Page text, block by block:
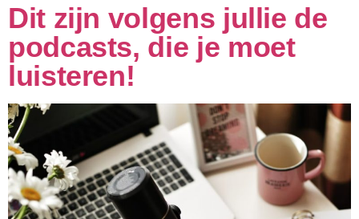
Dit zijn volgens jullie de
podcasts, die je moet
luisteren!